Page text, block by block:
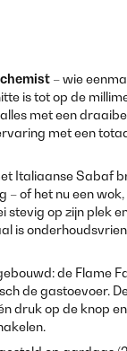
– wie
is tot op de
met een
met een
Italiaanse Sabaf
of het nu een
stevig op zijn plek
is
de Flame
de gastoevoer.
druk op de knop